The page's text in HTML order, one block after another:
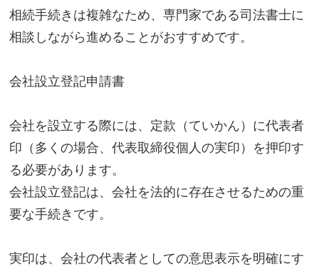
相続手続きは複雑なため、専門家である司法書士に
相談しながら進めることがおすすめです。
会社設立登記申請書
会社を設立する際には、定款（ていかん）に代表者
印（多くの場合、代表取締役個人の実印）を押印す
る必要があります。
会社設立登記は、会社を法的に存在させるための重
要な手続きです。
実印は、会社の代表者としての意思表示を明確にす